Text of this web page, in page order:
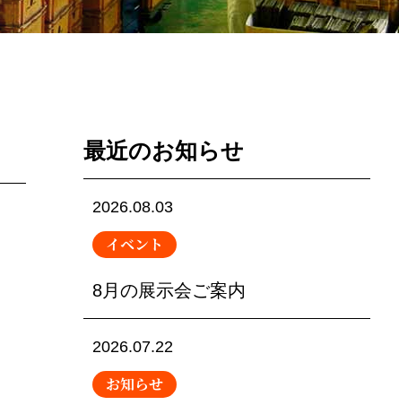
最近のお知らせ
2026.08.03
イベント
8月の展示会ご案内
2026.07.22
お知らせ